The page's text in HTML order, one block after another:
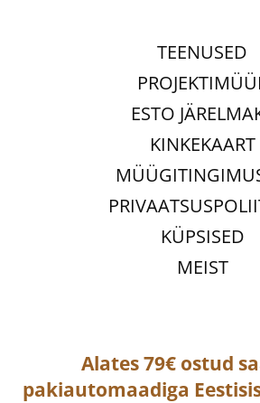
TEENUSED
ESTO
KINKEKAART
KÜPSISED
MEIST
Alates 79€ ostud
pakiautomaadiga